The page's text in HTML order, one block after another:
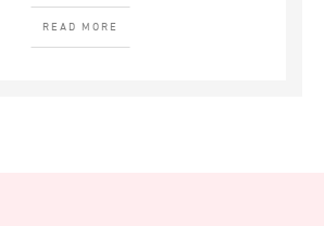
READ MORE